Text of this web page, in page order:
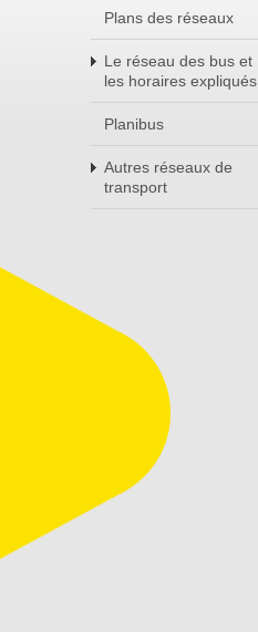
Plans des réseaux
Le réseau des bus et
les horaires expliqués
Planibus
Autres réseaux de
transport